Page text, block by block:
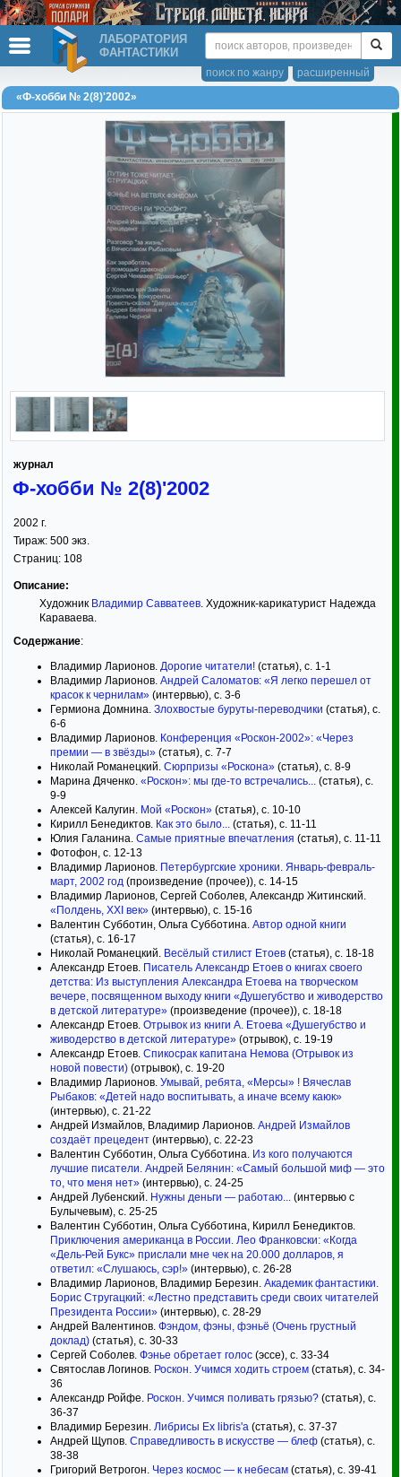
ЛАБОРАТОРИЯ
ФАНТАСТИКИ
расширенный
поиск по жанру
«Ф-хобби № 2(8)'2002»
журнал
Ф-хобби № 2(8)'2002
2002 г.
Тираж: 500 экз.
Страниц: 108
Описание:
Художник Владимир Савватеев. Художник-карикатурист Надежда
Караваева.
Содержание:
Владимир Ларионов. Дорогие читатели! (статья), с. 1-1
Владимир Ларионов. Андрей Саломатов: «Я легко перешел от
красок к чернилам» (интервью), с. 3-6
Гермиона Домнина. Злохвостые буруты-переводчики (статья), с.
6-6
Владимир Ларионов. Конференция «Роскон-2002»: «Через
премии — в звёзды» (статья), с. 7-7
Николай Романецкий. Сюрпризы «Роскона» (статья), с. 8-9
Марина Дяченко. «Роскон»: мы где-то встречались... (статья), с.
9-9
Алексей Калугин. Мой «Роскон» (статья), с. 10-10
Кирилл Бенедиктов. Как это было... (статья), с. 11-11
Юлия Галанина. Самые приятные впечатления (статья), с. 11-11
Фотофон, с. 12-13
Владимир Ларионов. Петербургские хроники. Январь-февраль-
март, 2002 год (произведение (прочее)), с. 14-15
Владимир Ларионов, Сергей Соболев, Александр Житинский.
«Полдень, XXI век» (интервью), с. 15-16
Валентин Субботин, Ольга Субботина. Автор одной книги
(статья), с. 16-17
Николай Романецкий. Весёлый стилист Етоев (статья), с. 18-18
Александр Етоев. Писатель Александр Етоев о книгах своего
детства: Из выступления Александра Етоева на творческом
вечере, посвященном выходу книги «Душегубство и живодерство
в детской литературе» (произведение (прочее)), с. 18-18
Александр Етоев. Отрывок из книги А. Етоева «Душегубство и
живодерство в детской литературе» (отрывок), с. 19-19
Александр Етоев. Спикосрак капитана Немова (Отрывок из
новой повести) (отрывок), с. 19-20
Владимир Ларионов. Умывай, ребята, «Мерсы» ! Вячеслав
Рыбаков: «Детей надо воспитывать, а иначе всему каюк»
(интервью), с. 21-22
Андрей Измайлов, Владимир Ларионов. Андрей Измайлов
создаёт прецедент (интервью), с. 22-23
Валентин Субботин, Ольга Субботина. Из кого получаются
лучшие писатели. Андрей Белянин: «Самый большой миф — это
то, что меня нет» (интервью), с. 24-25
Андрей Лубенский. Нужны деньги — работаю... (интервью с
Булычевым), с. 25-25
Валентин Субботин, Ольга Субботина, Кирилл Бенедиктов.
Приключения американца в России. Лео Франковски: «Когда
«Дель-Рей Букс» прислали мне чек на 20.000 долларов, я
ответил: «Слушаюсь, сэр!» (интервью), с. 26-28
Владимир Ларионов, Владимир Березин. Академик фантастики.
Борис Стругацкий: «Лестно представить среди своих читателей
Президента России» (интервью), с. 28-29
Андрей Валентинов. Фэндом, фэны, фэньё (Очень грустный
доклад) (статья), с. 30-33
Сергей Соболев. Фэнье обретает голос (эссе), с. 33-34
Святослав Логинов. Роскон. Учимся ходить строем (статья), с. 34-
36
Александр Ройфе. Роскон. Учимся поливать грязью? (статья), с.
36-37
Владимир Березин. Либрисы Ex libris'a (статья), с. 37-37
Андрей Щупов. Справедливость в искусстве — блеф (статья), с.
38-38
Григорий Ветрогон. Через космос — к небесам (статья), с. 39-41